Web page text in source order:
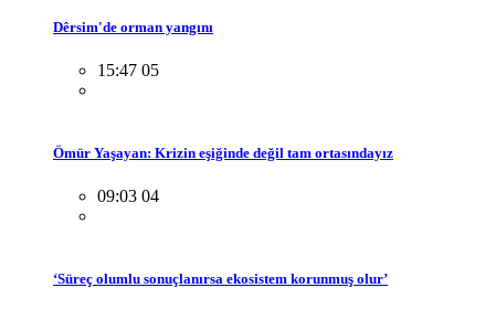
Dêrsim'de orman yangını
15:47 05
Ömür Yaşayan: Krizin eşiğinde değil tam ortasındayız
09:03 04
‘Süreç olumlu sonuçlanırsa ekosistem korunmuş olur’